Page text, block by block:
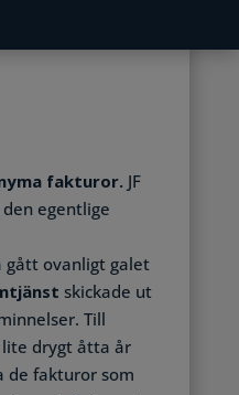
fakturor. JF
egentlige
gått ovanligt galet
skickade ut
Till
drygt åtta år
de fakturor som